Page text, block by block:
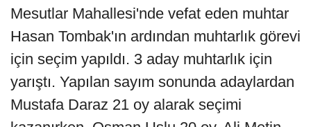
Mesutlar Mahallesi'nde vefat eden muhtar
Hasan Tombak'ın ardından muhtarlık görevi
için seçim yapıldı. 3 aday muhtarlık için
yarıştı. Yapılan sayım sonunda adaylardan
Mustafa Daraz 21 oy alarak seçimi